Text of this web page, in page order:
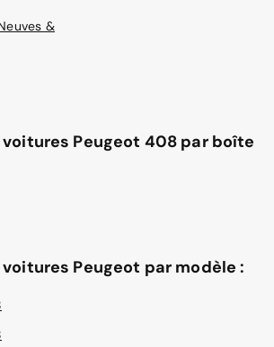
&
voitures Peugeot 408 par boîte
Peugeot par modèle :